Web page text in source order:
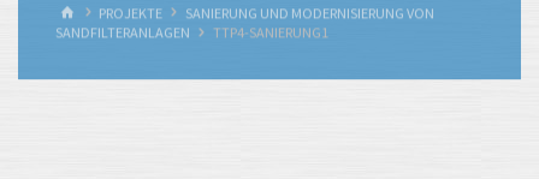
STARTPROJEKTE
SANIERUNG UND MODERNISIERUNG VON
SANDFILTERANLAGEN
TTP4-SANIERUNG1